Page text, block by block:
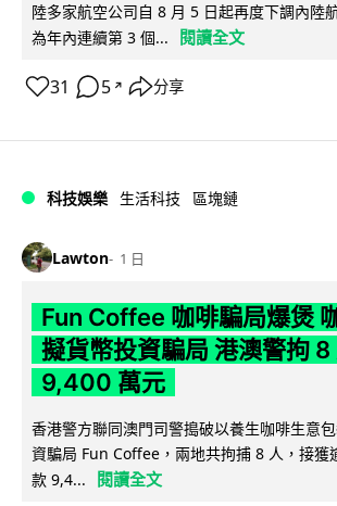
陸多家航空公司自 8 月 5 日起再度下調內陸
為年內連續第 3 個...
閱讀全文
31 5 ↗ 分享
科技娛樂 生活科技 區塊鏈
Lawton 1 日
Fun Coffee 咖啡騙局爆煲
擬貨幣投資騙局 港澳警拘 8
9,400 萬元
香港警方聯同澳門司警搗破以養生咖啡生意
資騙局 Fun Coffee，兩地共拘捕 8 人，接獲
款 9,4...
閱讀全文